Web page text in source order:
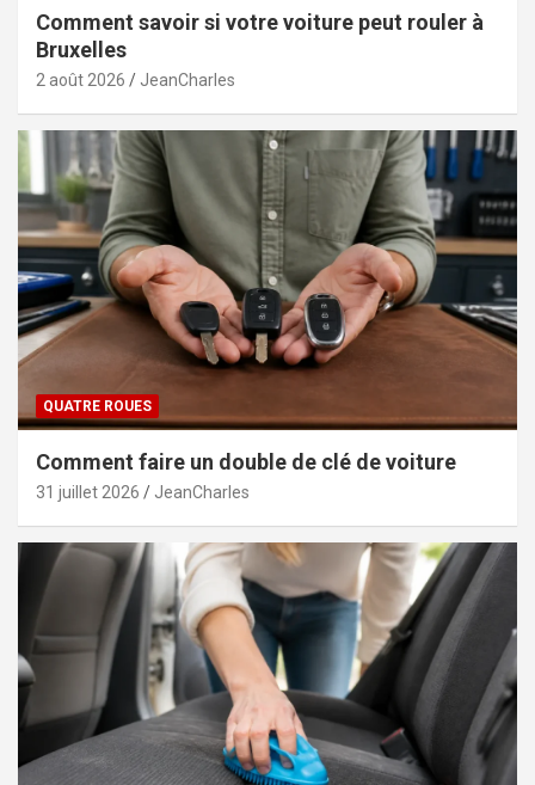
Comment savoir si votre voiture peut rouler à
Bruxelles
2 août 2026 JeanCharles
QUATRE ROUES
Comment faire un double de clé de voiture
31 juillet 2026 JeanCharles